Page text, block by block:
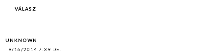
VÁLASZ
UNKNOWN
9/16/2014 7:39 DE.